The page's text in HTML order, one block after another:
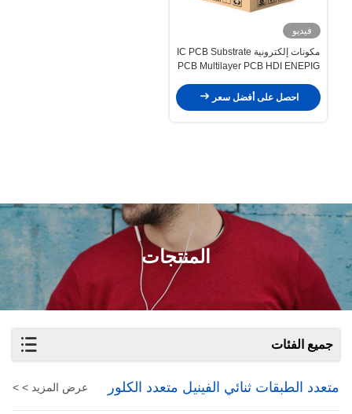
فيديو
مكونات إلكترونية IC PCB Substrate
PCB Multilayer PCB HDI ENEPIG
احصل على أفضل سعر
المنتجات
جميع الفئات
متعدد الطبقات ثنائي الفينيل متعدد الكلور عرض المزيد > >